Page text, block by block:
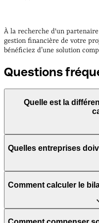
À la recherche d'un
gestion financière de votre
bénéficiez d’une solution
Questions
Quelle est la
Le bilan GES et le bilan
émissions de gaz à effet
les émissions directes et
consommation d'énergie
indirectes, fournissant
Quelles entreprises
Les entreprises
- Les entreprises de plus
métropolitaine ;
Comment calculer le
L’empreinte carbone